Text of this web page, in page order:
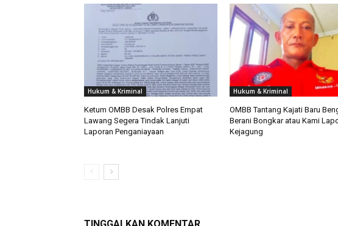
Hukum & Kriminal
Ketum OMBB Desak Polres Empat
Lawang Segera Tindak Lanjuti
Laporan Penganiayaan
Hukum & Kriminal
OMBB Tantang Kajati Baru
Berani Bongkar atau Kami
Kejagung